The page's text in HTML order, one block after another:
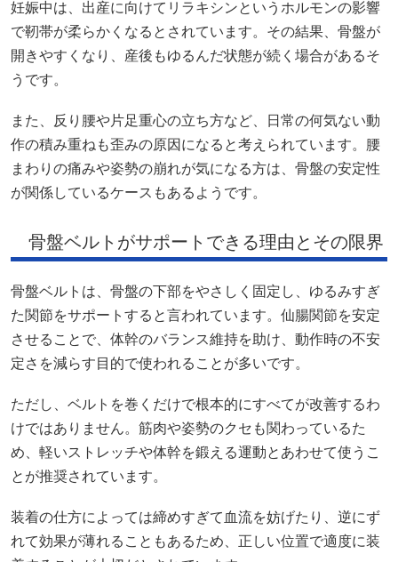
妊娠中は、出産に向けてリラキシンというホルモンの影響
で靭帯が柔らかくなるとされています。その結果、骨盤が
開きやすくなり、産後もゆるんだ状態が続く場合があるそ
うです。
また、反り腰や片足重心の立ち方など、日常の何気ない動
作の積み重ねも歪みの原因になると考えられています。腰
まわりの痛みや姿勢の崩れが気になる方は、骨盤の安定性
が関係しているケースもあるようです。
骨盤ベルトがサポートできる理由とその限界
骨盤ベルトは、骨盤の下部をやさしく固定し、ゆるみすぎ
た関節をサポートすると言われています。仙腸関節を安定
させることで、体幹のバランス維持を助け、動作時の不安
定さを減らす目的で使われることが多いです。
ただし、ベルトを巻くだけで根本的にすべてが改善するわ
けではありません。筋肉や姿勢のクセも関わっているた
め、軽いストレッチや体幹を鍛える運動とあわせて使うこ
とが推奨されています。
装着の仕方によっては締めすぎて血流を妨げたり、逆にず
れて効果が薄れることもあるため、正しい位置で適度に装